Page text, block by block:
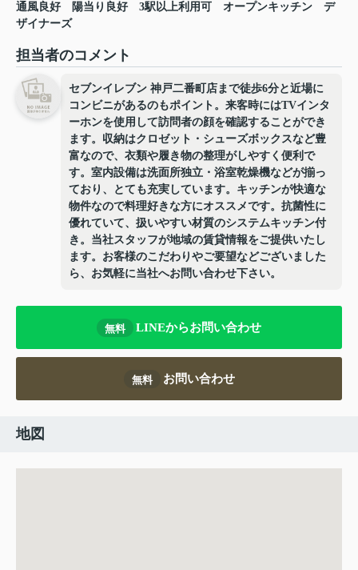
通風良好 陽当り良好 3駅以上利用可 オープンキッチン
デ
ザイナーズ
担当者のコメント
セブンイレブン 神戸二番町店まで徒歩6分と近場に
コンビニがあるのもポイント。来客時にはTVインタ
ーホンを使用して訪問者の顔を確認することができ
ます。収納はクロゼット・シューズボックスなど豊
富なので、衣類や履き物の整理がしやすく便利で
す。室内設備は洗面所独立・浴室乾燥機などが揃っ
ており、とても充実しています。キッチンが快適な
物件なので料理好きな方にオススメです。抗菌性に
優れていて、扱いやすい材質のシステムキッチン付
き。当社スタッフが地域の賃貸情報をご提供いたし
ます。お客様のこだわりやご要望などございました
ら、お気軽に当社へお問い合わせ下さい。
無料 LINEからお問い合わせ
無料 お問い合わせ
地図